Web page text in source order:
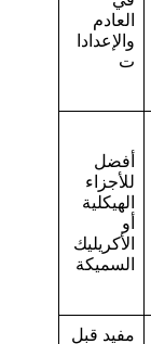
العادم
والإعدادا
ت
أفضل
للأجزاء
الهيكلية
أو
الأكريليك
السميكة
مفيد قبل